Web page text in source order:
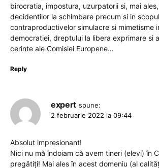
birocratia, impostura, uzurpatorii si, mai
decidentilor la schimbare precum si in
contraproductivelor simulacre si mimetisme
democratiei, dreptului la libera exprimare si
cerinte ale Comisiei Europene…
Reply
expert spune:
2 februarie 2022 la 09:44
Absolut impresionant!
Nici nu mă îndoiam că avem tineri (elevi) în
pregătiți! Mai ales în acest domeniu (al